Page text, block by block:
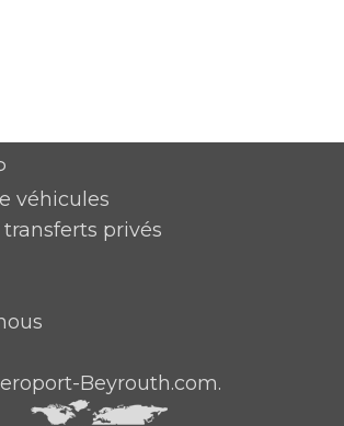
véhicules
privés
Beyrouth.com.